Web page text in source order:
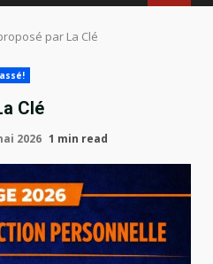
par La Clé
Clé
2026 1 min read